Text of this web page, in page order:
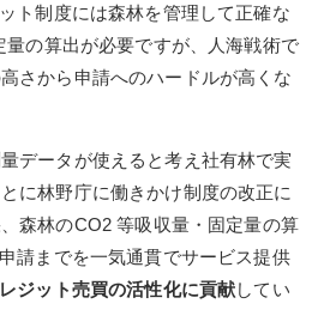
ト制度には森林を管理して正確な
の算出が必要ですが、人海戦術で
さから申請へのハードルが高くな
データが使えると考え社有林で実
に林野庁に働きかけ制度の改正に
森林のCO2 等吸収量・固定量の算
請までを一気通貫でサービス提供
ジット売買の活性化に貢献してい